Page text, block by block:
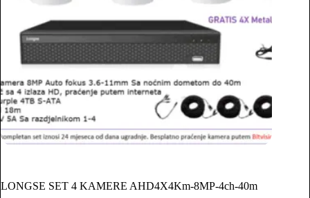
LONGSE SET 4 KAMERE AHD4X4Km-8MP-4ch-40m